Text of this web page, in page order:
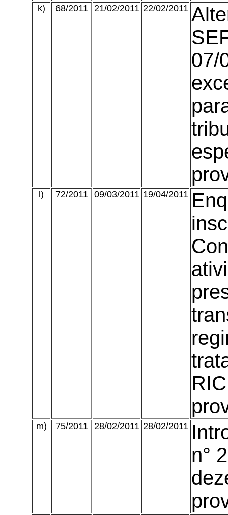
k) 68/2011 21/02/2011 22/02/2011
07/
l) 72/2011 09/03/2011 19/04/2011
m) 75/2011 28/02/2011 28/02/2011
n°